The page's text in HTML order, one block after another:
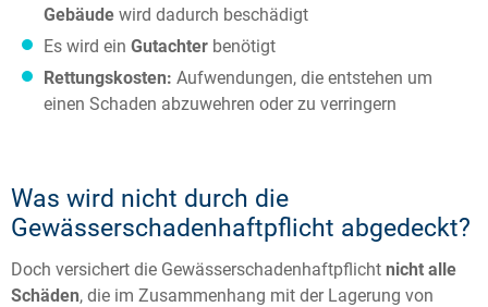
Gebäude wird dadurch beschädigt
Es wird ein Gutachter benötigt
Rettungskosten: Aufwendungen, die entstehen um
einen Schaden abzuwehren oder zu verringern
Was wird nicht durch die
Gewässerschadenhaftpflicht abgedeckt?
Doch versichert die Gewässerschadenhaftpflicht nicht alle
Schäden, die im Zusammenhang mit der Lagerung von